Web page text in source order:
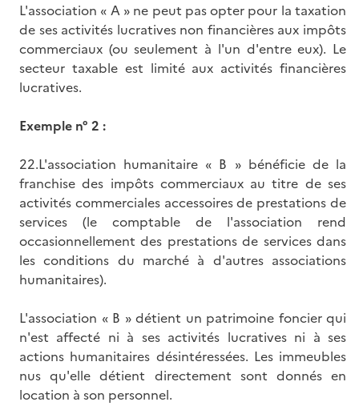
L'association « A » ne peut pas opter pour la taxation
de ses activités lucratives non financières aux impôts
commerciaux (ou seulement à l'un d'entre eux). Le
secteur taxable est limité aux activités financières
lucratives.
Exemple n° 2 :
22.L'association humanitaire « B » bénéficie de la
franchise des impôts commerciaux au titre de ses
activités commerciales accessoires de prestations de
services (le comptable de l'association rend
occasionnellement des prestations de services dans
les conditions du marché à d'autres associations
humanitaires).
L'association « B » détient un patrimoine foncier qui
n'est affecté ni à ses activités lucratives ni à ses
actions humanitaires désintéressées. Les immeubles
nus qu'elle détient directement sont donnés en
location à son personnel.